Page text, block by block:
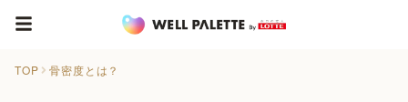
TOP 骨密度とは？